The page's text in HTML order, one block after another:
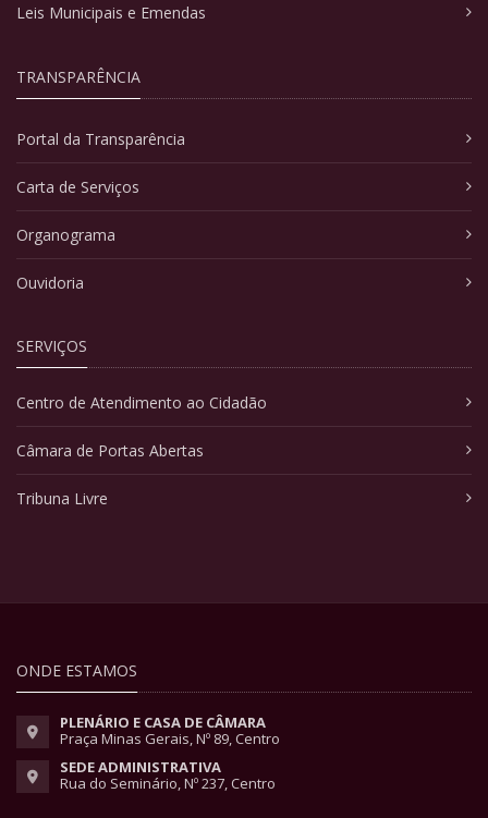
Leis Municipais e Emendas
TRANSPARÊNCIA
Portal da Transparência
Carta de Serviços
Organograma
Ouvidoria
SERVIÇOS
Centro de Atendimento ao Cidadão
Câmara de Portas Abertas
Tribuna Livre
ONDE ESTAMOS
PLENÁRIO E CASA DE CÂMARA
Praça Minas Gerais, Nº 89, Centro
SEDE ADMINISTRATIVA
Rua do Seminário, Nº 237, Centro